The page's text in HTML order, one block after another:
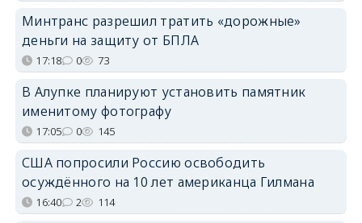
Минтранс разрешил тратить «дорожные»
деньги на защиту от БПЛА
17:18 0 73
В Алупке планируют установить памятник
именитому фотографу
17:05 0 145
США попросили Россию освободить
осуждённого на 10 лет американца Гилмана
16:40 2 114